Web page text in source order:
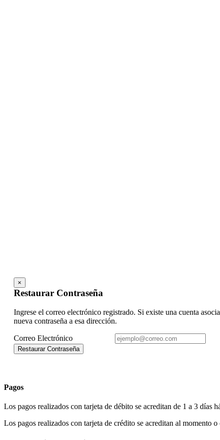
Restaurar Contraseña
Ingrese el correo electrónico registrado. Si existe una cuenta
nueva contraseña a esa dirección.
Correo Electrónico
Pagos
Los pagos realizados con tarjeta de débito se acreditan de 1 a 3 días
Los pagos realizados con tarjeta de crédito se acreditan al momento